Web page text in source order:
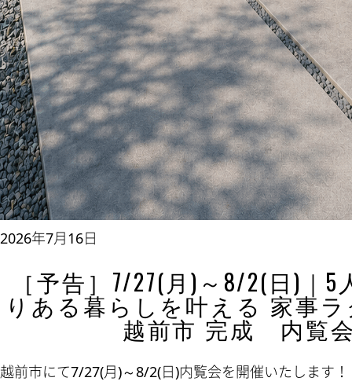
2026年7月16日
［予告］7/27(月)～8/2(日)｜
りある暮らしを叶える 家事
越前市 完成 内
越前市にて7/27(月)～8/2(日)内覧会を開催いたします！